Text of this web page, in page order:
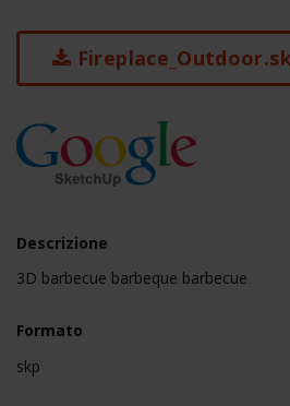
Descrizione
3D barbecue barbeque barbecue
Formato
skp